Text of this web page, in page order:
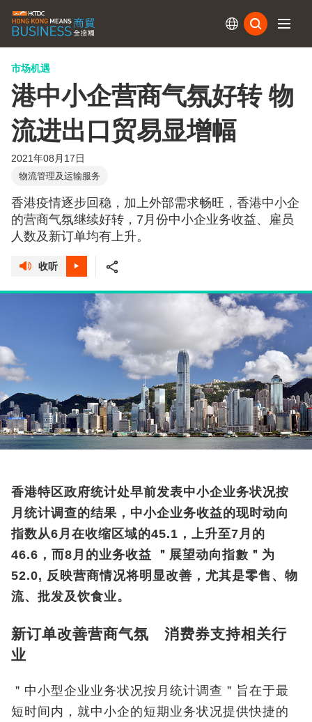
市场机遇
港中小企营商气氛好转 物
流进出口贸易显增幅
2021年08月17日
物流管理及运输服务
香港疫情逐步回稳，加上外部需求畅旺，香港中小企
的营商气氛继续好转，7月份中小企业务收益、雇员
人数及新订单均有上升。
收听
香港特区政府统计处早前发表中小企业务状况按
月统计调查的结果，中小企业务收益的现时动向
指数从6月在收缩区域的45.1，上升至7月的
46.6，而8月的业务收益 ＂展望动向指數＂为
52.0, 反映营商情况将明显改善，尤其是零售、物
流、批发及饮食业。
新订单改善营商气氛 消费券支持相关行
业
＂中小型企业业务状况按月统计调查＂旨在于最
短时间内，就中小企的短期业务状况提供快捷的